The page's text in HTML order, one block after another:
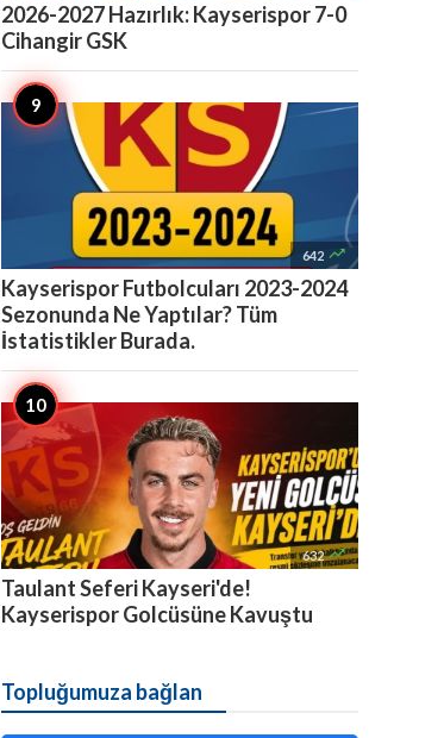
2026-2027 Hazırlık: Kayserispor 7-0
Cihangir GSK
642 
Kayserispor Futbolcuları 2023-2024
Sezonunda Ne Yaptılar? Tüm
İstatistikler Burada.
632 
Taulant Seferi Kayseri'de!
Kayserispor Golcüsüne Kavuştu
Topluğumuza bağlan